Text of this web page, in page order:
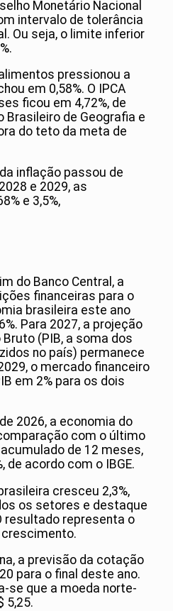
Monetário Nacional
intervalo de tolerância
Ou seja, o limite inferior
pressionou a
em 0,58%. O IPCA
ficou em 4,72%, de
de Geografia e
do teto da meta de
inflação passou de
e 2029, as
e 3,5%,
do Banco Central, a
financeiras para o
brasileira este ano
Para 2027, a projeção
(PIB, a soma dos
no país) permanece
o mercado financeiro
em 2% para os dois
2026, a economia do
com o último
de 12 meses,
de acordo com o IBGE.
cresceu 2,3%,
os setores e destaque
resultado representa o
a previsão da cotação
para o final deste ano.
se que a moeda norte-
5,25.